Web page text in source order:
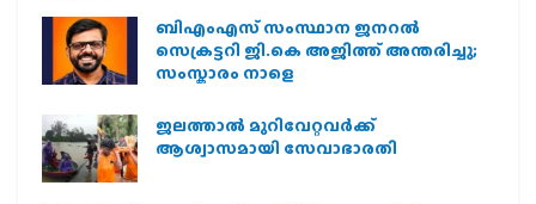
ബിഎംഎസ് സംസ്ഥാന ജനറൽ
സെക്രട്ടറി ജി.കെ അജിത്ത് അന്തരിച്ചു;
സംസ്കാരം നാളെ
ജലത്താല്‍ മുറിവേറ്റവര്‍ക്ക്
ആശ്വാസമായി സേവാഭാരതി